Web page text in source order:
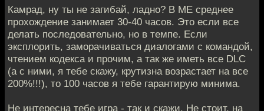
Камрад, ну ты не загибай, ладно? В МЕ среднее
прохождение занимает 30-40 часов. Это если все
делать последовательно, но в темпе. Если
эксплорить, заморачиваться диалогами с командой,
чтением кодекса и прочим, а так же иметь все DLC
(а с ними, я тебе скажу, крутизна возрастает на все
200%!!!), то 100 часов я тебе гарантирую минима.
Не интересна тебе игра - так и скажи. Не стоит, на